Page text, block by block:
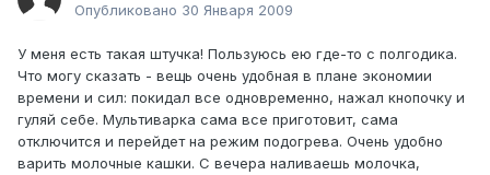
Опубликовано 30 Января 2009
У меня есть такая штучка! Пользуюсь ею где-то с полгодика.
Что могу сказать - вещь очень удобная в плане экономии
времени и сил: покидал все одновременно, нажал кнопочку и
гуляй себе. Мультиварка сама все приготовит, сама
отключится и перейдет на режим подогрева. Очень удобно
варить молочные кашки. С вечера наливаешь молочка,